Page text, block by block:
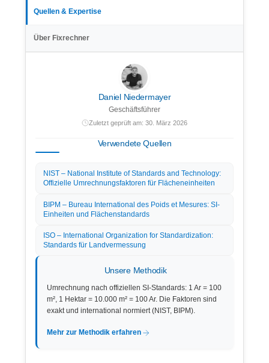
Quellen & Expertise
Über Fixrechner
Daniel Niedermayer
Geschäftsführer
Zuletzt geprüft am: 30. März 2026
Verwendete Quellen
NIST – National Institute of Standards and Technology:
Offizielle Umrechnungsfaktoren für Flächeneinheiten
BIPM – Bureau International des Poids et Mesures: SI-
Einheiten und Flächenstandards
ISO – International Organization for Standardization:
Standards für Landvermessung
Unsere Methodik
Umrechnung nach offiziellen SI-Standards: 1 Ar = 100
m², 1 Hektar = 10.000 m² = 100 Ar. Die Faktoren sind
exakt und international normiert (NIST, BIPM).
Mehr zur Methodik erfahren